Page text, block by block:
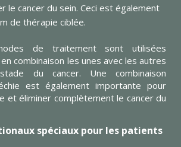
le cancer du sein. Ceci est également
de thérapie ciblée.
de traitement sont utilisées
combinaison les unes avec les autres
du cancer. Une combinaison
est également importante pour
et éliminer complètement le cancer du
spéciaux pour les patients